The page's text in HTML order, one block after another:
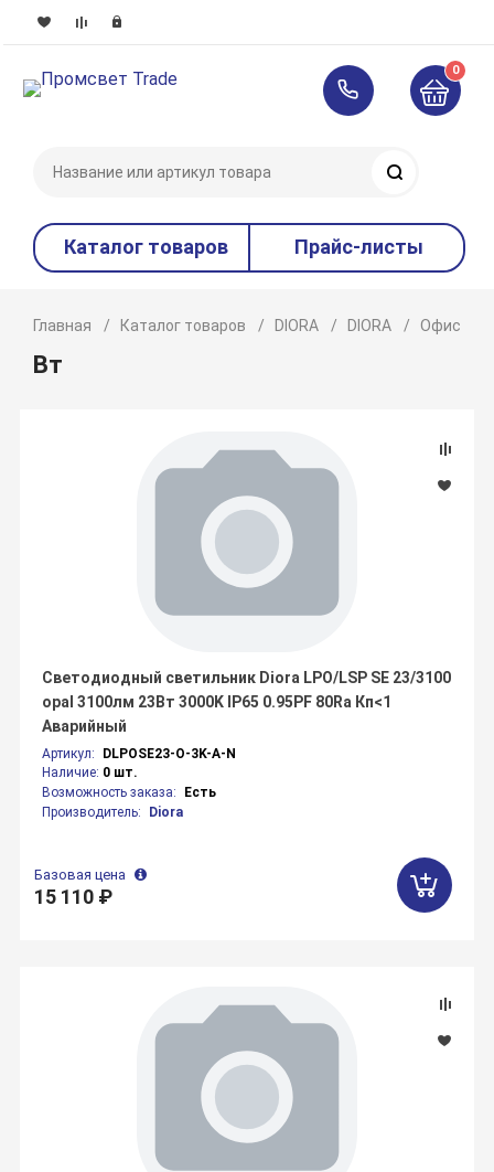
0
Каталог товаров Прайс-листы
Главная Каталог товаров DIORA DIORA Офисное
Вт
Артикул:
DLPOSE23-O-3K-A-N
Наличие: 0 шт.
Возможность заказа:
Есть
Производитель:
Diora
Светодиодный светильник Diora LPO/LSP SE 23/3100
opal 3100лм 23Вт 3000K IP65 0.95PF 80Ra Кп<1
Аварийный
Базовая цена
15 110 ₽